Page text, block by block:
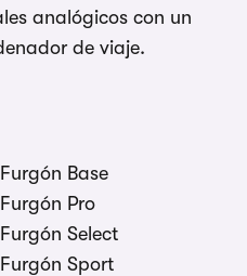
analógicos con un
de viaje.
Base
Pro
Select
Sport